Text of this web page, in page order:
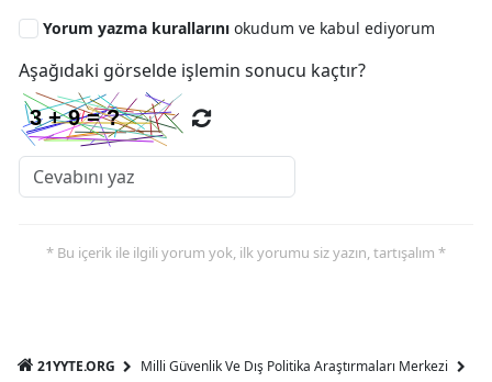
Yorum yazma kurallarını okudum ve kabul ediyorum
Aşağıdaki görselde işlemin sonucu kaçtır?
* Bu içerik ile ilgili yorum yok, ilk yorumu siz yazın, tartışalım *
21YYTE.ORG
Milli Güvenlik Ve Dış Politika Araştırmaları Merkezi